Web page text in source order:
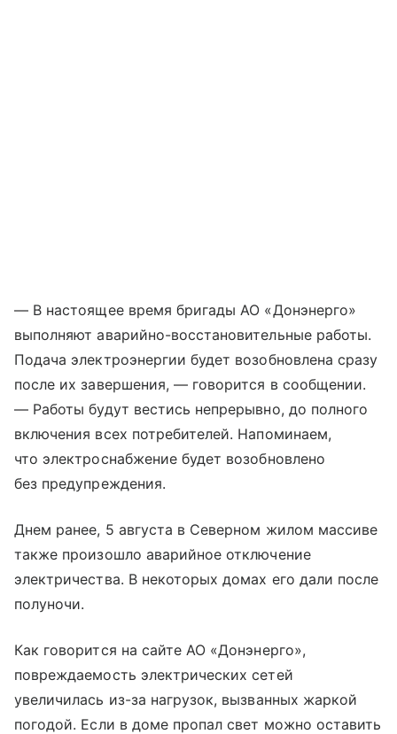
— В настоящее время бригады АО «Донэнерго»
выполняют аварийно-восстановительные работы.
Подача электроэнергии будет возобновлена сразу
после их завершения, — говорится в сообщении.
— Работы будут вестись непрерывно, до полного
включения всех потребителей. Напоминаем,
что электроснабжение будет возобновлено
без предупреждения.
Днем ранее, 5 августа в Северном жилом массиве
также произошло аварийное отключение
электричества. В некоторых домах его дали после
полуночи.
Как говорится на сайте АО «Донэнерго»,
повреждаемость электрических сетей
увеличилась из-за нагрузок, вызванных жаркой
погодой. Если в доме пропал свет можно оставить